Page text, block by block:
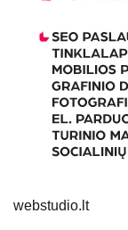
webstudio.lt